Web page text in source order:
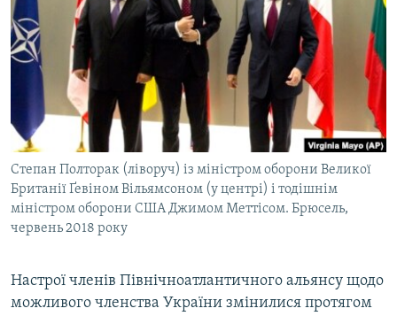
МУЛЬТИМЕДІА
ФОТО
СПЕЦПРОЄКТИ
ПОДКАСТИ
КРИМ РЕАЛІЇ
РУС
ДОЛУЧАЙСЯ!
Степан Полторак (ліворуч) із міністром оборони Великої
Британії Ґевіном Вільямсоном (у центрі) і тодішнім
міністром оборони США Джимом Меттісом. Брюсель,
червень 2018 року
Настрої членів Північноатлантичного альянсу щодо
можливого членства України змінилися протягом